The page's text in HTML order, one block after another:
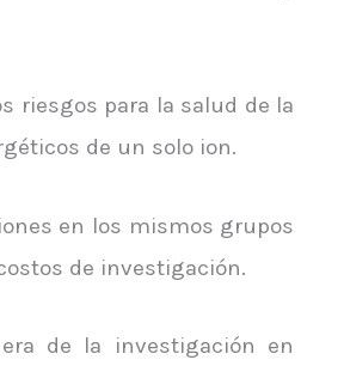
riesgos para la salud de la
de un solo ion.
en los mismos grupos
de investigación.
de la investigación en